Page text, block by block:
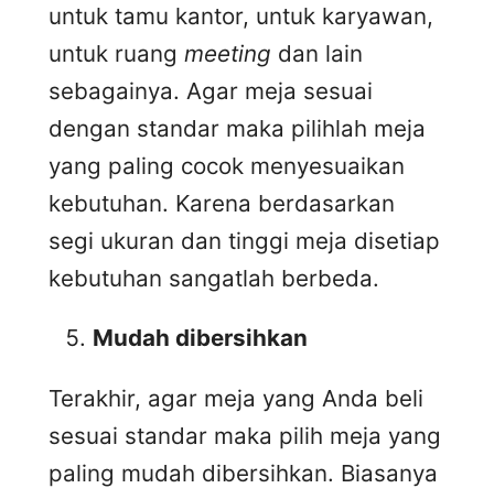
untuk tamu kantor, untuk karyawan,
untuk ruang meeting dan lain
sebagainya. Agar meja sesuai
dengan standar maka pilihlah meja
yang paling cocok menyesuaikan
kebutuhan. Karena berdasarkan
segi ukuran dan tinggi meja disetiap
kebutuhan sangatlah berbeda.
Mudah dibersihkan
Terakhir, agar meja yang Anda beli
sesuai standar maka pilih meja yang
paling mudah dibersihkan. Biasanya